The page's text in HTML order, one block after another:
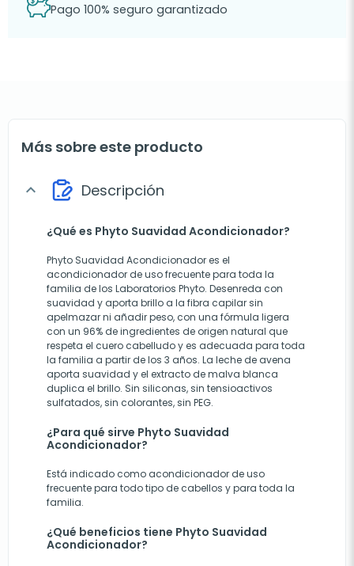
Pago 100% seguro garantizado
Más sobre este producto
expand_more Descripción
¿Qué es Phyto Suavidad Acondicionador?
Phyto Suavidad Acondicionador es el
acondicionador de uso frecuente para toda la
familia de los Laboratorios Phyto. Desenreda con
suavidad y aporta brillo a la fibra capilar sin
apelmazar ni añadir peso, con una fórmula ligera
con un 96% de ingredientes de origen natural que
respeta el cuero cabelludo y es adecuada para toda
la familia a partir de los 3 años. La leche de avena
aporta suavidad y el extracto de malva blanca
duplica el brillo. Sin siliconas, sin tensioactivos
sulfatados, sin colorantes, sin PEG.
¿Para qué sirve Phyto Suavidad
Acondicionador?
Está indicado como acondicionador de uso
frecuente para todo tipo de cabellos y para toda la
familia.
¿Qué beneficios tiene Phyto Suavidad
Acondicionador?